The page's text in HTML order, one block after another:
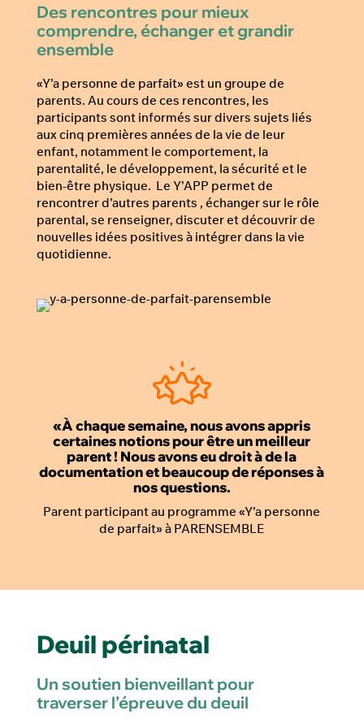
Des rencontres pour mieux
comprendre, échanger et grandir
ensemble
«Y’a personne de parfait» est un groupe de
parents. Au cours de ces rencontres, les
participants sont informés sur divers sujets liés
aux cinq premières années de la vie de leur
enfant, notamment le comportement, la
parentalité, le développement, la sécurité et le
bien-être physique. Le Y’APP permet de
rencontrer d’autres parents , échanger sur le rôle
parental, se renseigner, discuter et découvrir de
nouvelles idées positives à intégrer dans la vie
quotidienne.
«À chaque semaine, nous avons appris
certaines notions pour être un meilleur
parent ! Nous avons eu droit à de la
documentation et beaucoup de réponses à
nos questions.
Parent participant au programme «Y’a personne
de parfait» à PARENSEMBLE
Deuil périnatal
Un soutien bienveillant pour
traverser l’épreuve du deuil